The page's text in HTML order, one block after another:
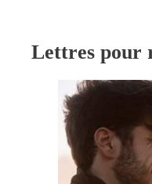
Lettres pour